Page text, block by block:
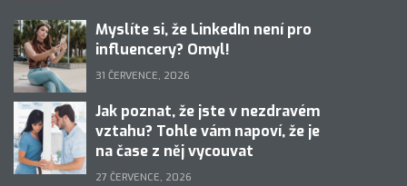
Myslíte si, že LinkedIn není pro
influencery? Omyl!
31 ČERVENCE, 2026
Jak poznat, že jste v nezdravém
vztahu? Tohle vám napoví, že je
na čase z něj vycouvat
27 ČERVENCE, 2026